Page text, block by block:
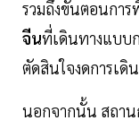
รวมถึงขั้นตอนการ
จีนที่เดินทางแบบ
ตัดสินใจงดการเดิ
นอกจากนั้น สถาน